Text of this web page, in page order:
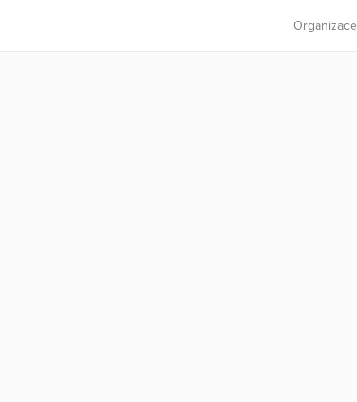
Organizace